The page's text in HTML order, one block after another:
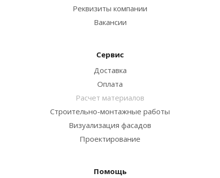
Реквизиты компании
Вакансии
Сервис
Доставка
Оплата
Расчет материалов
Строительно-монтажные работы
Визуализация фасадов
Проектирование
Помощь